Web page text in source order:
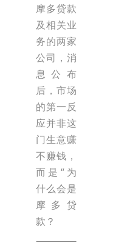
摩多贷款
及相关业
务的两家
公司，消
息公布
后，市场
的第一反
应并非这
门生意赚
不赚钱，
而是“为
什么会是
摩多贷
款？